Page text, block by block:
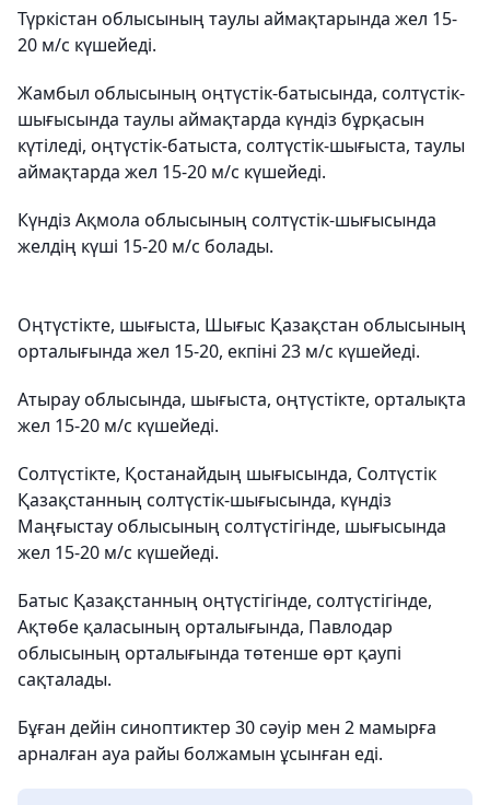
Түркістан облысының таулы аймақтарында жел 15-
20 м/с күшейеді.
Жамбыл облысының оңтүстік-батысында, солтүстік-
шығысында таулы аймақтарда күндіз бұрқасын
күтіледі, оңтүстік-батыста, солтүстік-шығыста, таулы
аймақтарда жел 15-20 м/с күшейеді.
Күндіз Ақмола облысының солтүстік-шығысында
желдің күші 15-20 м/с болады.
Оңтүстікте, шығыста, Шығыс Қазақстан облысының
орталығында жел 15-20, екпіні 23 м/с күшейеді.
Атырау облысында, шығыста, оңтүстікте, орталықта
жел 15-20 м/с күшейеді.
Солтүстікте, Қостанайдың шығысында, Солтүстік
Қазақстанның солтүстік-шығысында, күндіз
Маңғыстау облысының солтүстігінде, шығысында
жел 15-20 м/с күшейеді.
Батыс Қазақстанның оңтүстігінде, солтүстігінде,
Ақтөбе қаласының орталығында, Павлодар
облысының орталығында төтенше өрт қаупі
сақталады.
Бұған дейін синоптиктер 30 сәуір мен 2 мамырға
арналған ауа райы болжамын ұсынған еді.